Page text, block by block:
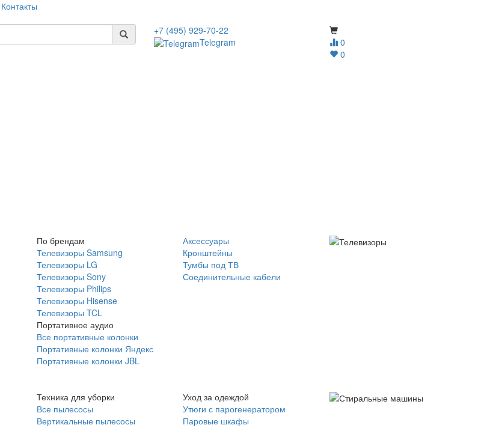
Контакты
0
0
+7 (495) 929-70-22
Telegram
По брендам
Телевизоры Samsung
Телевизоры LG
Телевизоры Sony
Телевизоры Philips
Телевизоры Hisense
Телевизоры TCL
Портативное аудио
Все портативные колонки
Портативные колонки Яндекс
Портативные колонки JBL
Аксессуары
Кронштейны
Тумбы под ТВ
Соединительные кабели
Техника для уборки
Все пылесосы
Вертикальные пылесосы
Уход за одеждой
Утюги с парогенератором
Паровые шкафы